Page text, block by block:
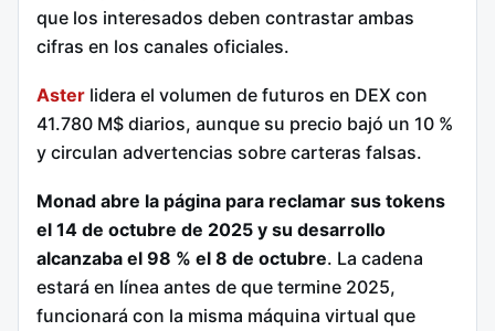
que los interesados deben contrastar ambas
cifras en los canales oficiales.
Aster lidera el volumen de futuros en DEX con
41.780 M$ diarios, aunque su precio bajó un 10 %
y circulan advertencias sobre carteras falsas.
Monad abre la página para reclamar sus tokens
el 14 de octubre de 2025 y su desarrollo
alcanzaba el 98 % el 8 de octubre. La cadena
estará en línea antes de que termine 2025,
funcionará con la misma máquina virtual que